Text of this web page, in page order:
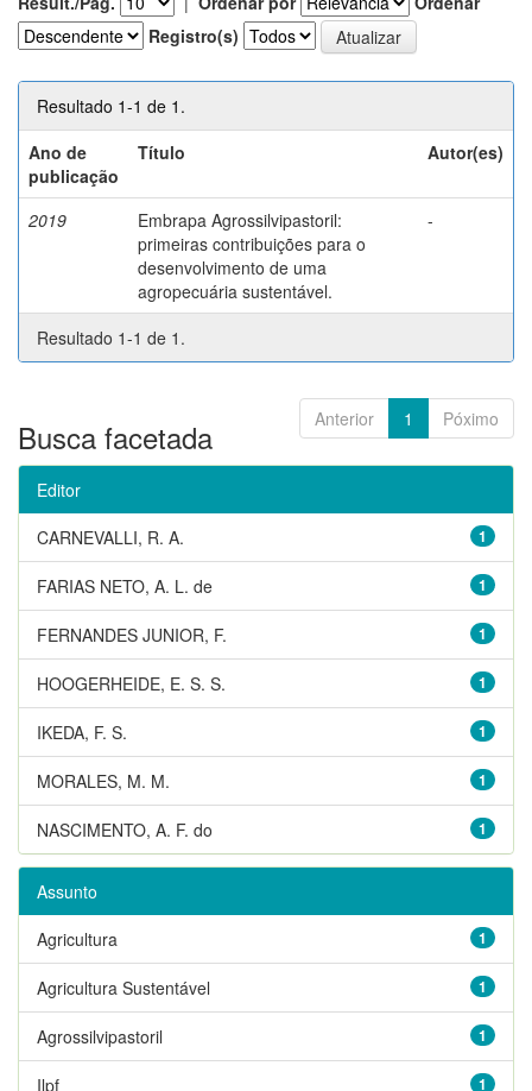
Registro(s)
Resultado 1-1 de 1.
Ano de
publicação
Título Autor(es)
2019
Embrapa Agrossilvipastoril:
primeiras contribuições para o
desenvolvimento de uma
agropecuária sustentável.
-
Resultado 1-1 de 1.
Anterior 1 Póximo
Busca facetada
Editor
1
CARNEVALLI, R. A.
1
FARIAS NETO, A. L. de
1
FERNANDES JUNIOR, F.
1
HOOGERHEIDE, E. S. S.
1
IKEDA, F. S.
1
MORALES, M. M.
1
NASCIMENTO, A. F. do
Assunto
1
Agricultura
1
Agricultura Sustentável
1
Agrossilvipastoril
1
Ilpf